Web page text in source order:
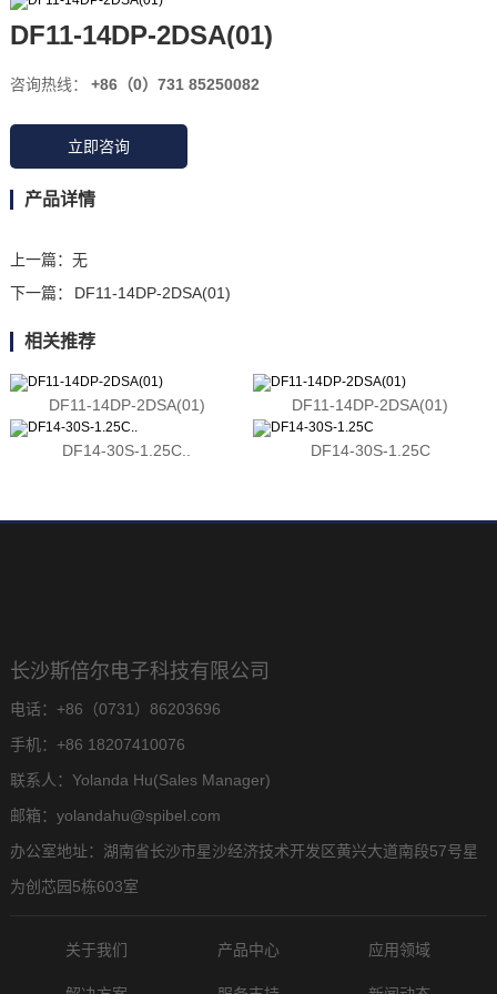
DF11-14DP-2DSA(01)
咨询热线： +86（0）731 85250082
立即咨询
产品详情
上一篇： 无
下一篇：
DF11-14DP-2DSA(01)
相关推荐
DF11-14DP-2DSA(01) DF11-14DP-2DSA(01)
DF14-30S-1.25C.. DF14-30S-1.25C
长沙斯倍尔电子科技有限公司
电话：+86（0731）86203696
手机：+86 18207410076
联系人：Yolanda Hu(Sales Manager)
邮箱：yolandahu@spibel.com
办公室地址：湖南省长沙市星沙经济技术开发区黄兴大道南段57号星
为创芯园5栋603室
关于我们 产品中心 应用领域